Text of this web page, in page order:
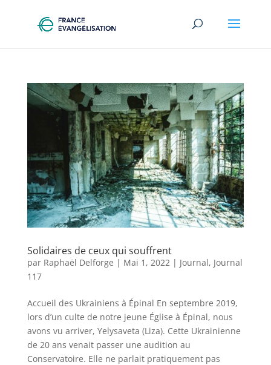
Solidaires de ceux qui souffrent
par Raphaël Delforge | Mai 1, 2022| Journal, Journal
117
Accueil des Ukrainiens à Épinal En septembre 2019,
lors d’un culte de notre jeune Église à Épinal, nous
avons vu arriver, Yelysaveta (Liza). Cette Ukrainienne
de 20 ans venait passer une audition au
Conservatoire. Elle ne parlait pratiquement pas